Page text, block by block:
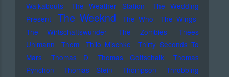
Walkabouts
The Weather Station
The Wedding
Present
The Weeknd The Who
The Wings
The Wirtschaftswunder
The Zombies
Thees
Uhlmann
Them Thilo Mischke
Thirty Seconds To
Mars
Thomas D Thomas Gottschalk
Thomas
Pynchon
Thomas Stein Thompson
Throbbing